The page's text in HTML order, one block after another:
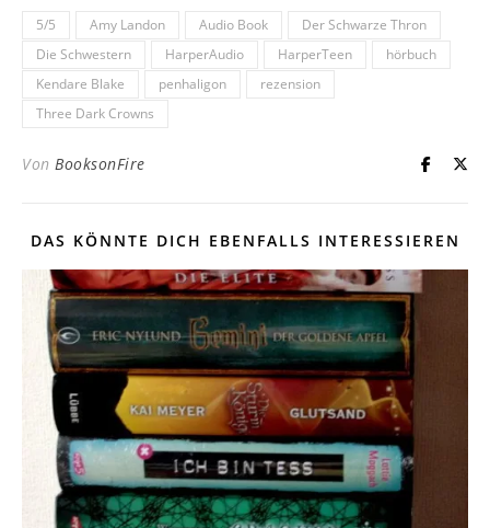
5/5 Amy Landon Audio Book
Der Schwarze Thron
Die Schwestern
HarperAudio HarperTeen
hörbuch
Kendare Blake
penhaligon
rezension
Three Dark Crowns
Von BooksonFire
DAS KÖNNTE DICH EBENFALLS INTERESSIEREN